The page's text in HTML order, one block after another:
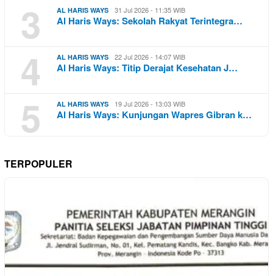
3
AL HARIS WAYS 31 Jul 2026 - 11:35 WIB
Al Haris Ways: Sekolah Rakyat Terintegra…
4 AL HARIS WAYS 22 Jul 2026 - 14:07 WIB
Al Haris Ways: Titip Derajat Kesehatan J…
5 AL HARIS WAYS 19 Jul 2026 - 13:03 WIB
Al Haris Ways: Kunjungan Wapres Gibran k…
TERPOPULER